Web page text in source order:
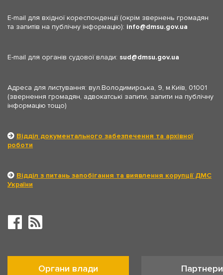
E-mail для вхідної кореспонденції (окрім звернень громадян
та запитів на публічну інформацію): info dmsu.gov.ua
E-mail для органів судової влади: sud dmsu.gov.ua
Адреса для листування: вул.Володимирська, 9, м.Київ, 01001
(звернення громадян, адвокатські запити, запити на публічну
інформацію тощо)
Відділ документального забезпечення та архівної
роботи
Відділ з питань запобігання та виявлення корупції ДМС
України
Органи влади Партнери